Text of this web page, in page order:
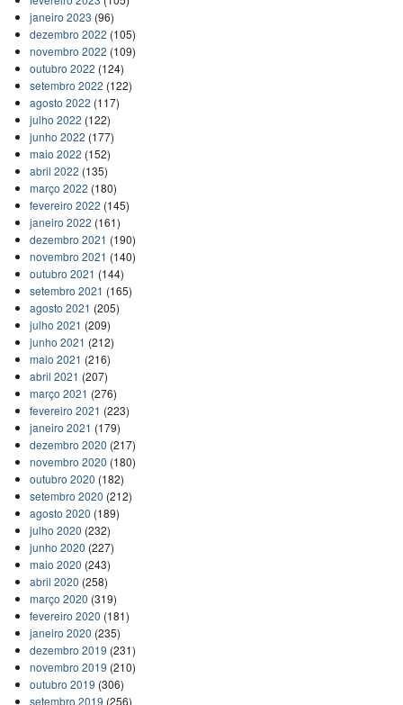
janeiro 2023 (96)
dezembro 2022 (105)
novembro 2022 (109)
outubro 2022 (124)
setembro 2022 (122)
agosto 2022 (117)
julho 2022 (122)
junho 2022 (177)
maio 2022 (152)
abril 2022 (135)
março 2022 (180)
fevereiro 2022 (145)
janeiro 2022 (161)
dezembro 2021 (190)
novembro 2021 (140)
outubro 2021 (144)
setembro 2021 (165)
agosto 2021 (205)
julho 2021 (209)
junho 2021 (212)
maio 2021 (216)
abril 2021 (207)
março 2021 (276)
fevereiro 2021 (223)
janeiro 2021 (179)
dezembro 2020 (217)
novembro 2020 (180)
outubro 2020 (182)
setembro 2020 (212)
agosto 2020 (189)
julho 2020 (232)
junho 2020 (227)
maio 2020 (243)
abril 2020 (258)
março 2020 (319)
fevereiro 2020 (181)
janeiro 2020 (235)
dezembro 2019 (231)
novembro 2019 (210)
outubro 2019 (306)
setembro 2019 (256)